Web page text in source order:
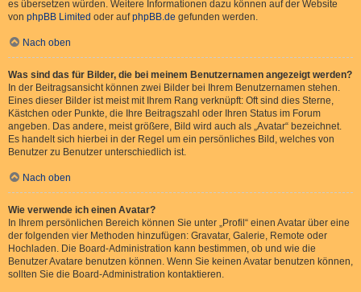
es übersetzen würden. Weitere Informationen dazu können auf der Website
von phpBB Limited oder aufphpBB.de gefunden werden.
Nach oben
Was sind das für Bilder, die bei meinem Benutzernamen angezeigt werden?
In der Beitragsansicht können zwei Bilder bei Ihrem Benutzernamen stehen.
Eines dieser Bilder ist meist mit Ihrem Rang verknüpft: Oft sind dies Sterne,
Kästchen oder Punkte, die Ihre Beitragszahl oder Ihren Status im Forum
angeben. Das andere, meist größere, Bild wird auch als „Avatar“ bezeichnet.
Es handelt sich hierbei in der Regel um ein persönliches Bild, welches von
Benutzer zu Benutzer unterschiedlich ist.
Nach oben
Wie verwende ich einen Avatar?
In Ihrem persönlichen Bereich können Sie unter „Profil“ einen Avatar über eine
der folgenden vier Methoden hinzufügen: Gravatar, Galerie, Remote oder
Hochladen. Die Board-Administration kann bestimmen, ob und wie die
Benutzer Avatare benutzen können. Wenn Sie keinen Avatar benutzen können,
sollten Sie die Board-Administration kontaktieren.